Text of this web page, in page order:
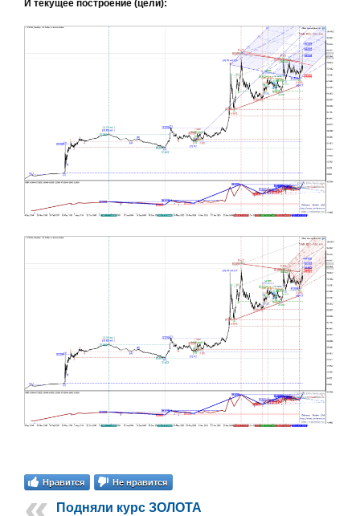
И текущее построение (цели):
Нравится Не нравится
Подняли курс ЗОЛОТА